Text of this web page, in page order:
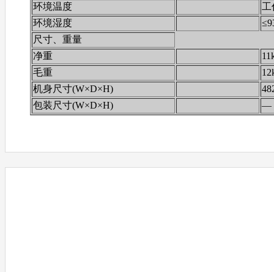
环境温度
环境湿度
尺寸、重量
净重
毛重
机身尺寸(W×D×H)
包装尺寸(W×D×H)
—